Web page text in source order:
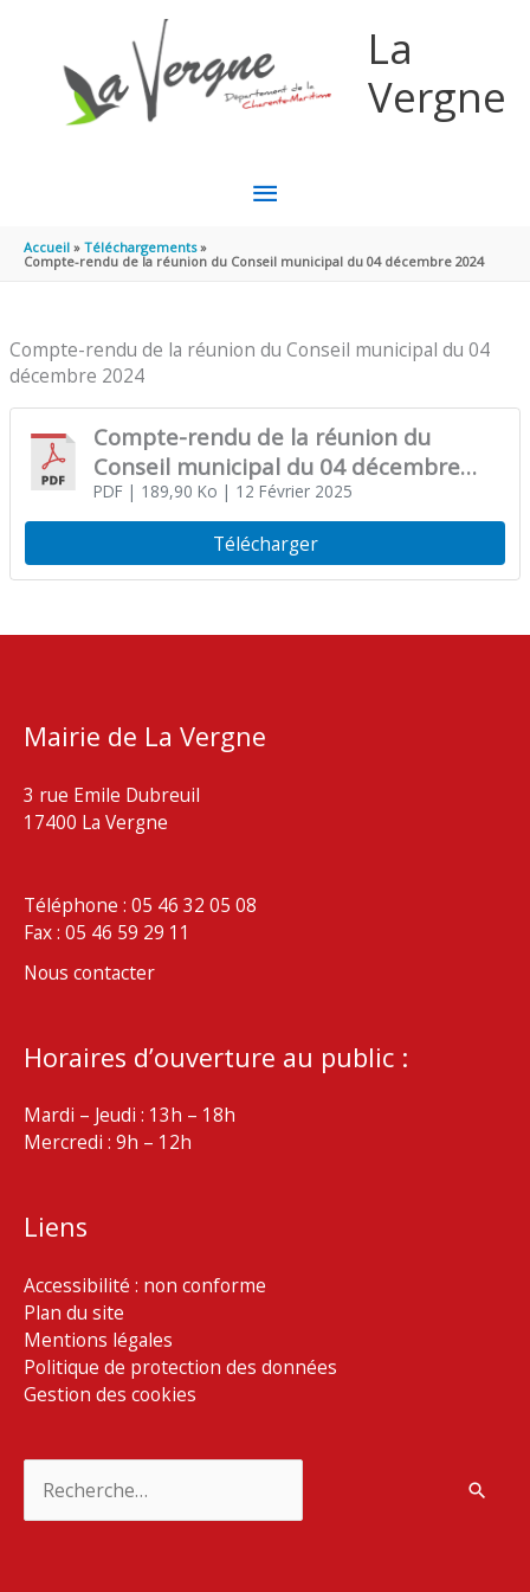
La
Vergne
MENU
PRINCIPAL
Accueil
Téléchargements
Compte-rendu de la réunion du Conseil municipal du 04 décembre 2024
Compte-rendu de la réunion du Conseil municipal du 04
décembre 2024
Compte-rendu de la réunion du
Conseil municipal du 04 décembre
2024
PDF| 189,90 Ko | 12 Février 2025
Télécharger
Mairie de La Vergne
3 rue Emile Dubreuil
17400 La Vergne
Téléphone : 05 46 32 05 08
Fax : 05 46 59 29 11
Nous contacter
Horaires d’ouverture au public :
Mardi – Jeudi : 13h – 18h
Mercredi : 9h – 12h
Liens
Accessibilité : non conforme
Plan du site
Mentions légales
Politique de protection des données
Gestion des cookies